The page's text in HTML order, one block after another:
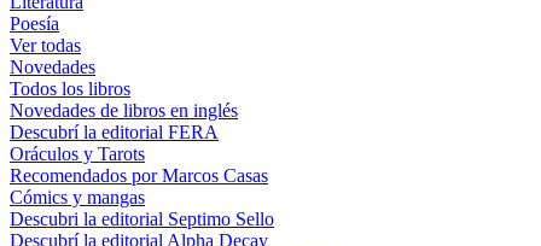
Poesía
Ver todas
Novedades
Todos los libros
Novedades de libros en inglés
Descubrí la editorial FERA
Oráculos y Tarots
Recomendados por Marcos Casas
Cómics y mangas
Descubri la editorial Septimo Sello
Descubrí la editorial Alpha Decay